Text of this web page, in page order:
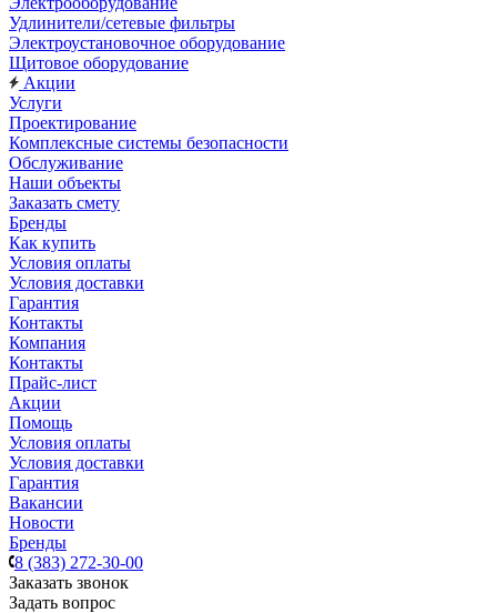
Удлинители/сетевые фильтры
Электроустановочное оборудование
Щитовое оборудование
Акции
Услуги
Проектирование
Комплексные системы безопасности
Обслуживание
Наши объекты
Заказать смету
Бренды
Как купить
Условия оплаты
Условия доставки
Гарантия
Контакты
Компания
Контакты
Прайс-лист
Акции
Помощь
Условия оплаты
Условия доставки
Гарантия
Вакансии
Новости
Бренды
8 (383) 272-30-00
Заказать звонок
Задать вопрос